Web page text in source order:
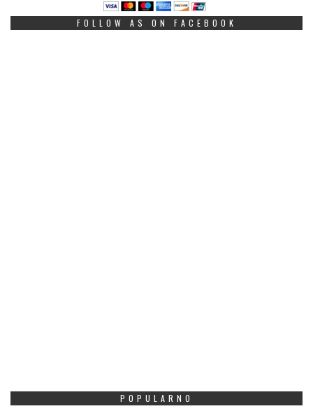
FOLLOW AS ON FACEBOOK
POPULARNO